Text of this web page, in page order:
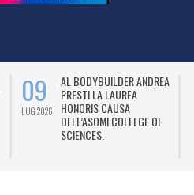
09
LUG 2026
AL BODYBUILDER ANDREA
PRESTI LA LAUREA
HONORIS CAUSA
DELL’ASOMI COLLEGE OF
SCIENCES.